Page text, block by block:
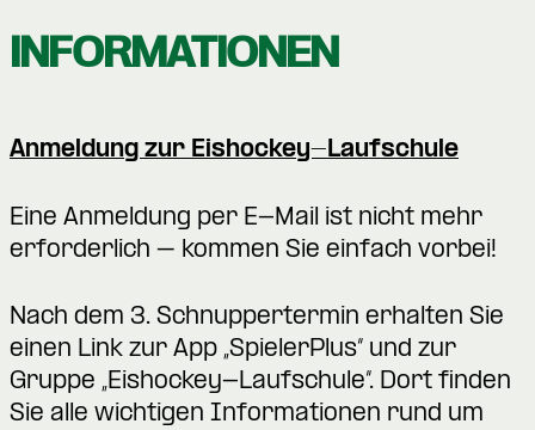
INFORMATIONEN
Anmeldung zur Eishockey-Laufschule
Eine Anmeldung per E-Mail ist nicht mehr
erforderlich – kommen Sie einfach vorbei!
Nach dem 3. Schnuppertermin erhalten Sie
einen Link zur App „SpielerPlus“ und zur
Gruppe „Eishockey-Laufschule“. Dort finden
Sie alle wichtigen Informationen rund um